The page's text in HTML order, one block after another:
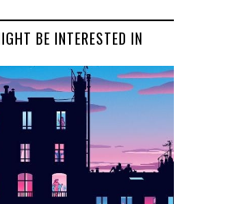
BE INTERESTED IN